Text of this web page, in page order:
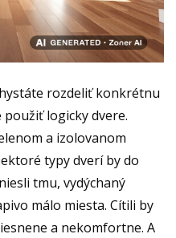
rozdeliť konkrétnu
logicky dvere.
a izolovanom
typy dverí by do
tmu, vydýchaný
málo miesta. Cítili by
a nekomfortne. A